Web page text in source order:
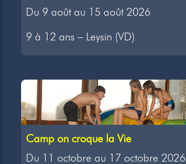
Du 9 août au 15 août 2026
9 à 12 ans – Leysin (VD)
Camp on croque la Vie
Du 11 octobre au 17 octobre 2026